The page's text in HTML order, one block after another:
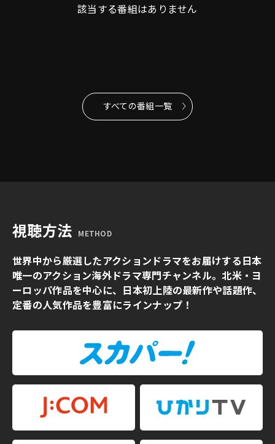
該当する番組はありません
すべての番組一覧
視聴方法 METHOD
世界中から厳選したアクションドラマをお届けする日本
唯一のアクション海外ドラマ専門チャンネル。北米・ヨ
ーロッパ作品を中心に、日本初上陸の最新作や話題作、
定番の人気作品を豊富にラインナップ！